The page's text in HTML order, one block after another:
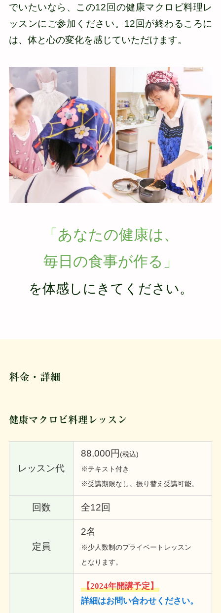
でいたいなら、この12回の健康マクロビ料理レ
ッスンにご参加ください。12回が終わるころに
は、体と心の変化を感じていただけます。
「あなたの健康は、
毎日の食事が作る」
を体感しにきてください。
料金・詳細
健康マクロビ料理レッスン
レッスン代
88,000円(税込)
※テキスト付き
※受講期限なし。振り替え受講可能。
回数 全12回
定員
2名
※少人数制のプライベートレッスン
となります。
【2024年開講予定】
詳細はお問い合わせください。